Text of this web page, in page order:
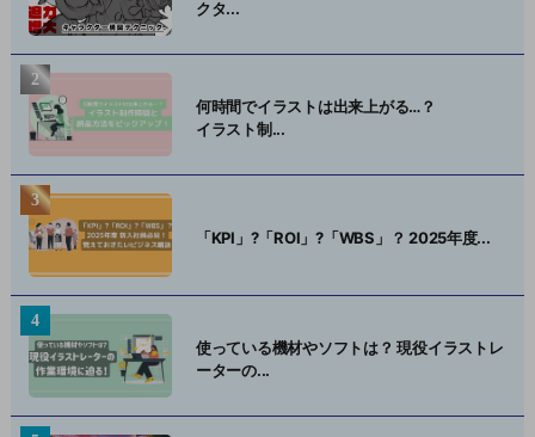
クタ...
何時間でイラストは出来上がる…？
イラスト制...
「KPI」?「ROI」?「WBS」？ 2025年度...
使っている機材やソフトは？ 現役イラストレ
ーターの...